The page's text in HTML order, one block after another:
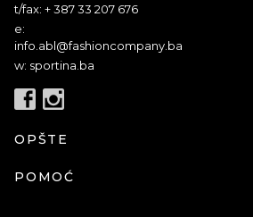
t/fax: + 387 33 207 676
e:
info.abl@fashioncompany.ba
w: sportina.ba
OPŠTE
POMOĆ